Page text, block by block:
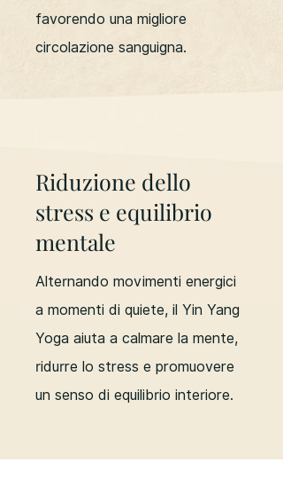
favorendo una migliore
circolazione sanguigna.
Riduzione dello
stress e equilibrio
mentale
Alternando movimenti energici
a momenti di quiete, il Yin Yang
Yoga aiuta a calmare la mente,
ridurre lo stress e promuovere
un senso di equilibrio interiore.